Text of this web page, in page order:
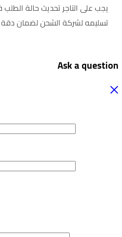
يجب على التاجر تحديث حالة الطلب
تسليمه لشركة الشحن لضمان دقة
Ask a